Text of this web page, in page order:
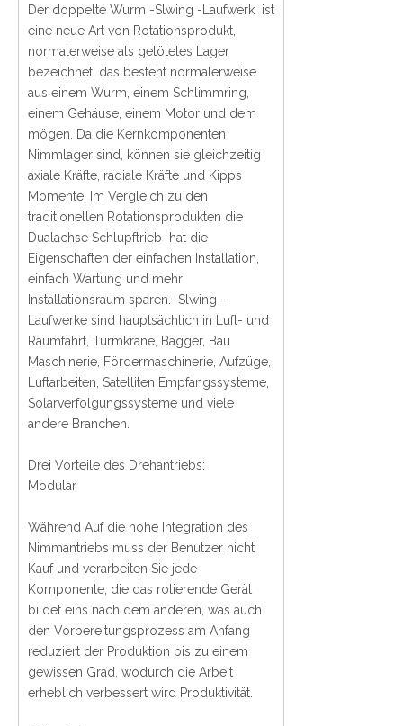
Der doppelte Wurm -Slwing -Laufwerk ist
eine neue Art von Rotationsprodukt,
normalerweise als getötetes Lager
bezeichnet, das besteht normalerweise
aus einem Wurm, einem Schlimmring,
einem Gehäuse, einem Motor und dem
mögen. Da die Kernkomponenten
Nimmlager sind, können sie gleichzeitig
axiale Kräfte, radiale Kräfte und Kipps
Momente. Im Vergleich zu den
traditionellen Rotationsprodukten die
Dualachse Schlupftrieb hat die
Eigenschaften der einfachen Installation,
einfach Wartung und mehr
Installationsraum sparen. Slwing -
Laufwerke sind hauptsächlich in Luft- und
Raumfahrt, Turmkrane, Bagger, Bau
Maschinerie, Fördermaschinerie, Aufzüge,
Luftarbeiten, Satelliten Empfangssysteme,
Solarverfolgungssysteme und viele
andere Branchen.
Drei Vorteile des Drehantriebs:
Modular
Während Auf die hohe Integration des
Nimmantriebs muss der Benutzer nicht
Kauf und verarbeiten Sie jede
Komponente, die das rotierende Gerät
bildet eins nach dem anderen, was auch
den Vorbereitungsprozess am Anfang
reduziert der Produktion bis zu einem
gewissen Grad, wodurch die Arbeit
erheblich verbessert wird Produktivität.